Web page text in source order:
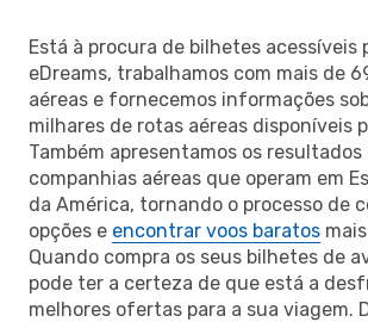
Está à procura de bilhetes acessíveis
eDreams, trabalhamos com mais de
aéreas e fornecemos informações
milhares de rotas aéreas disponíveis
Também apresentamos os
companhias aéreas que operam em
da América, tornando o processo de
opções e encontrar voos baratos
Quando compra os seus bilhetes de
pode ter a certeza de que está a
melhores ofertas para a sua viagem.